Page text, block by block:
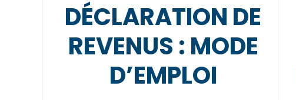
DÉCLARATION DE
REVENUS : MODE
D’EMPLOI